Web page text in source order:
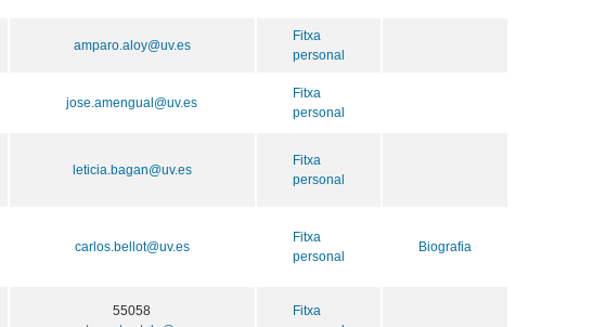
amparo.aloy@uv.es
Fitxa
personal
jose.amengual@uv.es
Fitxa
personal
leticia.bagan@uv.es
Fitxa
personal
carlos.bellot@uv.es
Fitxa
personal
Biografia
55058
Fitxa